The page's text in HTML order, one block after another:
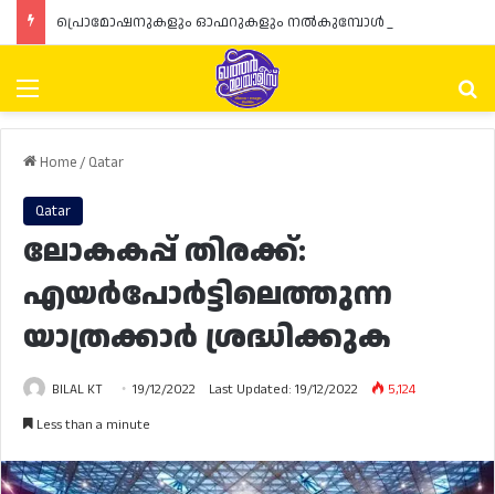
Menu
Home/ Qatar
Qatar
ലോകകപ്പ് തിരക്ക്:
എയർപോർട്ടിലെത്തുന്ന
യാത്രക്കാർ ശ്രദ്ധിക്കുക
BILAL KT 19/12/2022 Last Updated: 19/12/2022
5,124
Less than a minute